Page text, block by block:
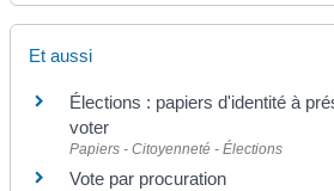
Et aussi
Élections : papiers d'identité à
voter
Papiers - Citoyenneté - Élections
Vote par procuration